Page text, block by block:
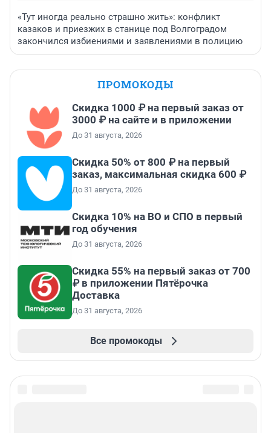
«Тут иногда реально страшно жить»: конфликт
казаков и приезжих в станице под Волгоградом
закончился избиениями и заявлениями в полицию
ПРОМОКОДЫ
Скидка 1000 ₽ на первый заказ от
3000 ₽ на сайте и в приложении
До 31 августа, 2026
Скидка 50% от 800 ₽ на первый
заказ, максимальная скидка 600 ₽
До 31 августа, 2026
Скидка 10% на ВО и СПО в первый
год обучения
До 31 августа, 2026
Скидка 55% на первый заказ от 700
₽ в приложении Пятёрочка
Доставка
До 31 августа, 2026
Все промокоды